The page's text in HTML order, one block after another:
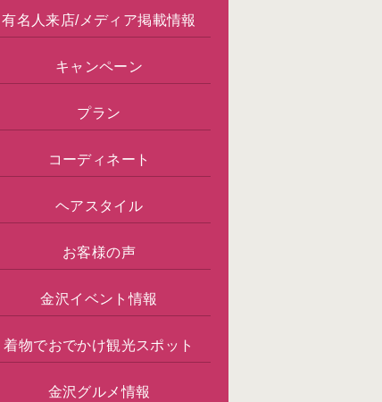
有名人来店/メディア掲載情報
キャンペーン
プラン
コーディネート
ヘアスタイル
お客様の声
金沢イベント情報
着物でおでかけ観光スポット
金沢グルメ情報